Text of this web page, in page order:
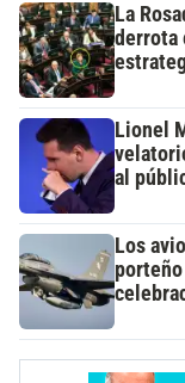
La
derrota
Lionel
al
Los